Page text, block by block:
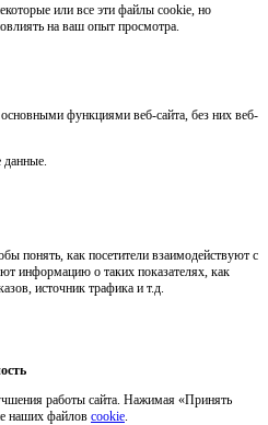
или все эти файлы cookie, но
на ваш опыт просмотра.
функциями веб-сайта, без них веб-
данные.
понять, как посетители взаимодействуют с
информацию о таких показателях, как
источник трафика и т.д.
работы сайта. Нажимая «Принять
наших файлов cookie.